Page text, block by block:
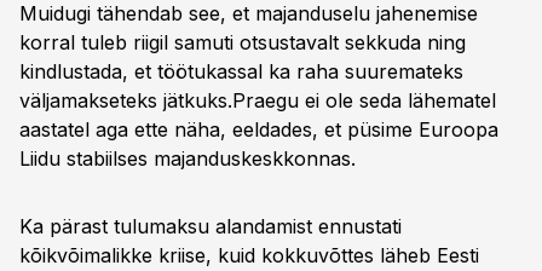
Muidugi tähendab see, et majanduselu jahenemise
korral tuleb riigil samuti otsustavalt sekkuda ning
kindlustada, et töötukassal ka raha suuremateks
väljamakseteks jätkuks.Praegu ei ole seda lähematel
aastatel aga ette näha, eeldades, et püsime Euroopa
Liidu stabiilses majanduskeskkonnas.
Ka pärast tulumaksu alandamist ennustati
kõikvõimalikke kriise, kuid kokkuvõttes läheb Eesti